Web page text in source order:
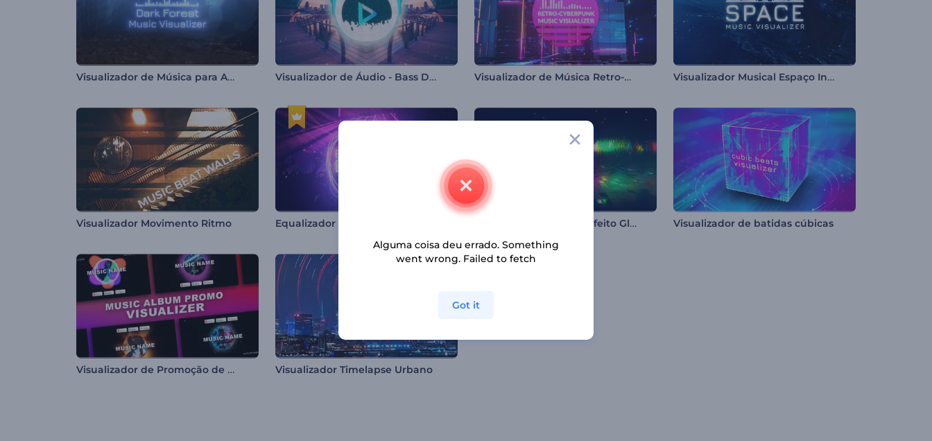
Visualizador de Música para Ambiente de Floresta Sombria Visualizador de Áudio - Bass Drops Visualizador de Música Retro-Cyberpunk Visualizador Musical Espaço Infinito
Visualizador Movimento Ritmo Equalizador Pulso Elétrico Visualizador de Áudio Efeito Glitch Dinâmico Visualizador de batidas cúbicas
Visualizador de Promoção de Álbum de Música Visualizador Timelapse Urbano
Alguma coisa deu errado. Something
went wrong. Failed to fetch
Got it